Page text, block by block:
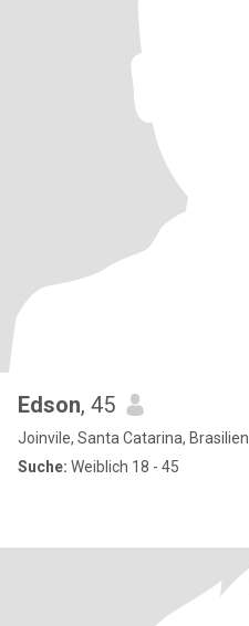
Edson, 45
Joinvile, Santa Catarina, Brasilien
Suche: Weiblich 18 - 45